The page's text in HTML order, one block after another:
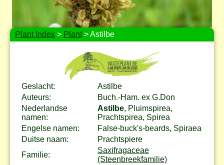
Plant Index > Plant> Astilbe
Geslacht:
Astilbe
Auteurs:
Buch.-Ham. ex G.Don
Nederlandse
namen:
Astilbe, Pluimspirea,
Prachtspirea, Spirea
Engelse namen:
False-buck's-beards, Spiraea
Duitse naam:
Prachtspiere
Familie:
Saxifragaceae
(Steenbreekfamilie)